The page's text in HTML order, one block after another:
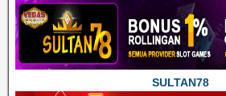
SULTAN78